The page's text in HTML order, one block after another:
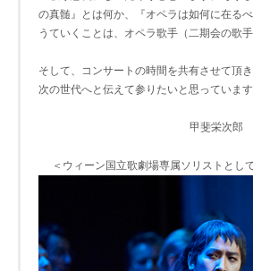
の真髄』とは何か、『オペラは如何に在る
うていくことは、オペラ歌手（二期会の歌
そして、コンサートの時間を共有させて頂
次の世代へと伝えて参りたいと思っています
甲斐栄
＜ウィーン国立歌劇場専属ソリストとし